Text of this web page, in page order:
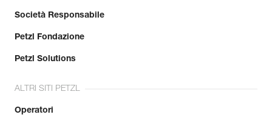
Società Responsabile
Petzl Fondazione
Petzl Solutions
ALTRI SITI PETZL
Operatori